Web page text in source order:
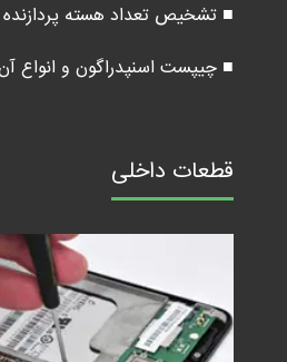
■ تشخیص تعداد هسته
■ چیپست اسنپدراگون و انواع
قطعات داخلی